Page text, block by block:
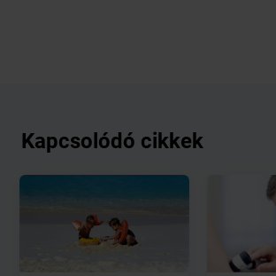
Kapcsolódó cikkek